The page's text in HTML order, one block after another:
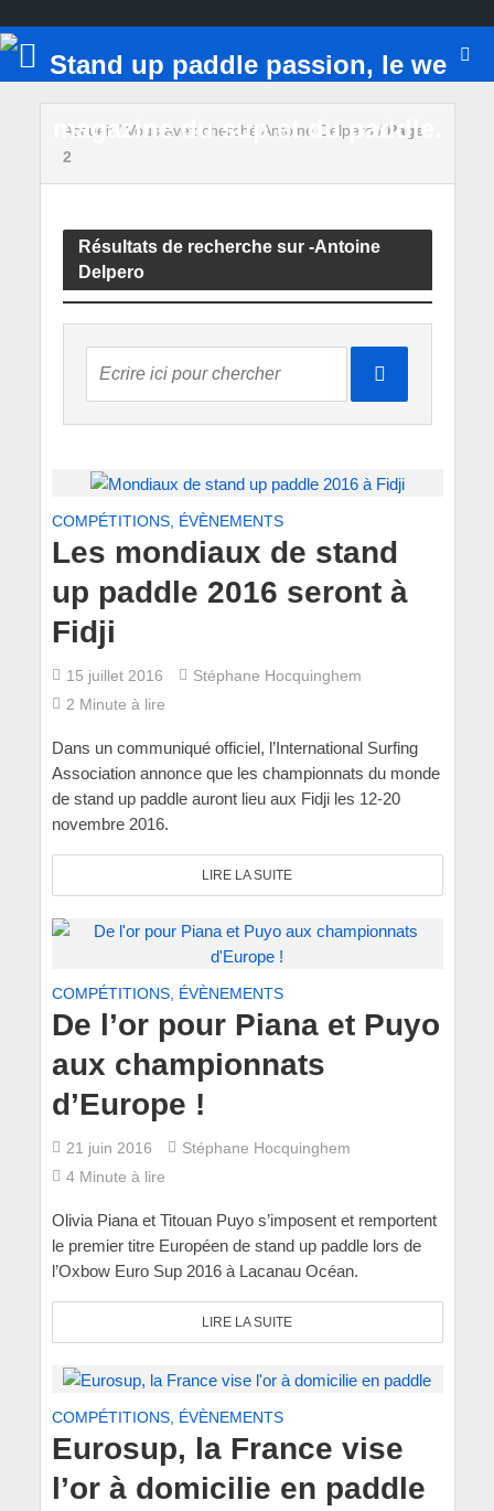
Accueil/ Vous avez cherché Antoine Delpero/ Page
2
Résultats de recherche sur -Antoine
Delpero
COMPÉTITIONS, ÉVÈNEMENTS
Les mondiaux de stand
up paddle 2016 seront à
Fidji
15 juillet 2016
Stéphane Hocquinghem
2 Minute à lire
Dans un communiqué officiel, l’International Surfing
Association annonce que les championnats du monde
de stand up paddle auront lieu aux Fidji les 12-20
novembre 2016.
LIRE LA SUITE
COMPÉTITIONS, ÉVÈNEMENTS
De l’or pour Piana et Puyo
aux championnats
d’Europe !
21 juin 2016
Stéphane Hocquinghem
4 Minute à lire
Olivia Piana et Titouan Puyo s’imposent et remportent
le premier titre Européen de stand up paddle lors de
l’Oxbow Euro Sup 2016 à Lacanau Océan.
LIRE LA SUITE
COMPÉTITIONS, ÉVÈNEMENTS
Eurosup, la France vise
l’or à domicilie en paddle